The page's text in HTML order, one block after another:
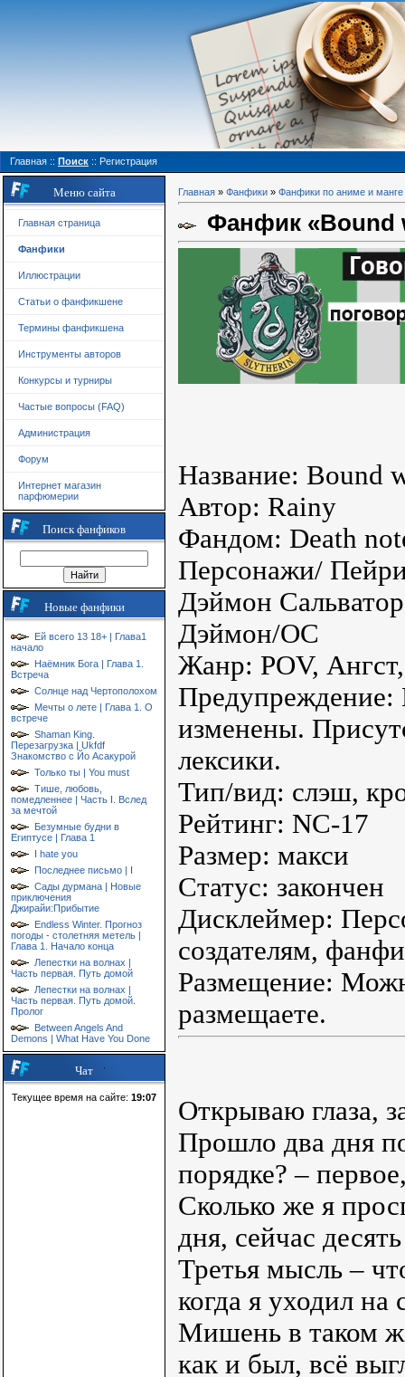
Главная :: Поиск :: Регистрация
Меню сайта
Главная страница
Фанфики
Иллюстрации
Статьи о фанфикшене
Термины фанфикшена
Инструменты авторов
Конкурсы и турниры
Частые вопросы (FAQ)
Администрация
Форум
Интернет магазин
парфюмерии
Поиск фанфиков
Новые фанфики
Ей всего 13 18+ | Глава1
начало
Наёмник Бога | Глава 1.
Встреча
Солнце над Чертополохом
Мечты о лете | Глава 1. О
встрече
Shaman King.
Перезагрузка | Ukfdf
Знакомство с Йо Асакурой
Только ты | You must
Тише, любовь,
помедленнее | Часть I. Вслед
за мечтой
Безумные будни в
Египтусе | Глава 1
I hate you
Последнее письмо | I
Сады дурмана | Новые
приключения
Джирайи:Прибытие
Endless Winter. Прогноз
погоды - столетняя метель |
Глава 1. Начало конца
Лепестки на волнах |
Часть первая. Путь домой
Лепестки на волнах |
Часть первая. Путь домой.
Пролог
Between Angels And
Demons | What Have You Done
Чат
Текущее время на сайте: 19:07
Главная » Фанфики » Фанфики по аниме и манге
Фанфик «Bound
Название: Bound
Автор: Rainy
Фандом: Death
Персонажи/
Дэймон
Дэймон/OC
Жанр: POV,
Предупреждение:
изменены.
лексики.
Тип/вид: слэш,
Рейтинг: NC-17
Размер: макси
Статус: закончен
Дисклеймер:
создателям,
Размещение:
размещаете.
Открываю глаза,
Прошло два дня
порядке? –
Сколько же я
дня, сейчас
Третья мысль –
когда я уходил на
Мишень в таком
как и был, всё